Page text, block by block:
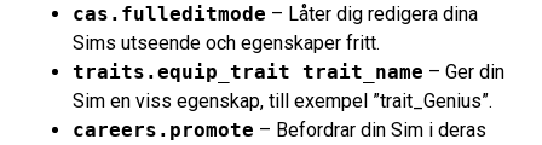
cas.fulleditmode – Låter dig redigera dina
Sims utseende och egenskaper fritt.
traits.equip_trait trait_name – Ger din
Sim en viss egenskap, till exempel ”trait_Genius”.
careers.promote – Befordrar din Sim i deras